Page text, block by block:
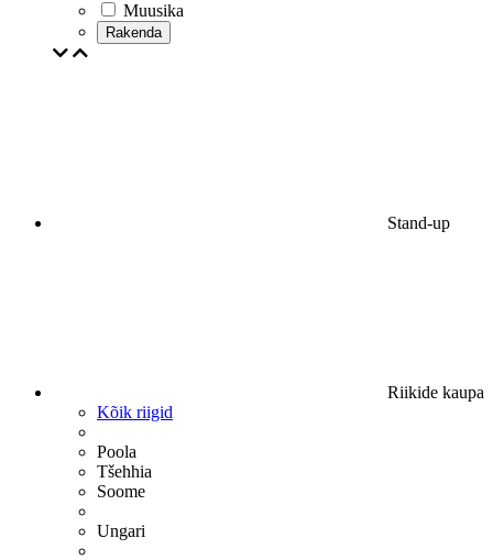
Muusika
Rakenda
Stand-up
Riikide kaupa
Kõik riigid
Poola
Tšehhia
Soome
Ungari